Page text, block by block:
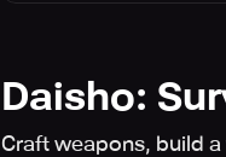
Daisho:
Craft weapons, build